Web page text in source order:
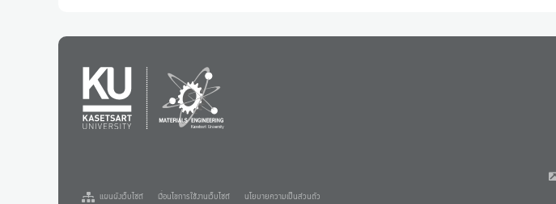
แผนผังเว็บไซต์ เงื่อนไขการใช้งานเว็บไซต์ นโยบายความเป็นส่วนตัว